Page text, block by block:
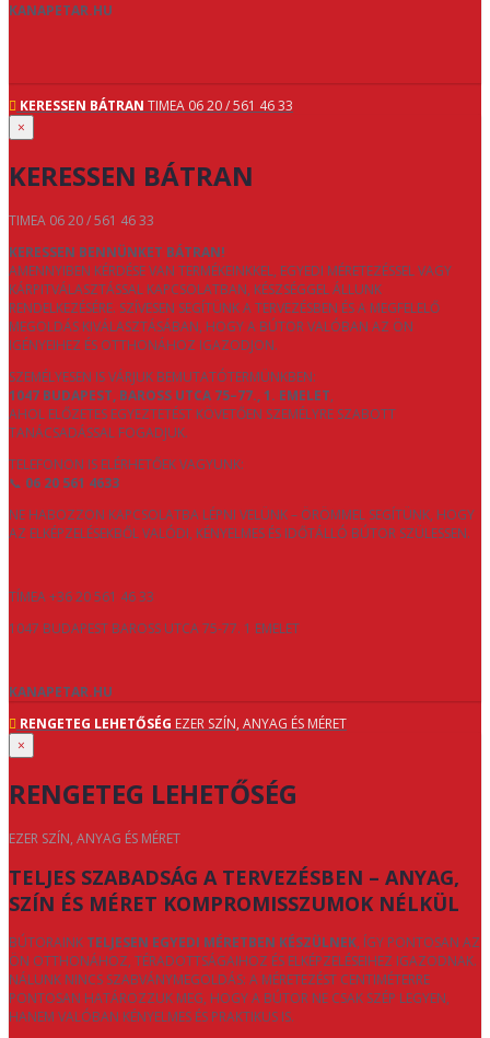
KANAPETAR.HU
KERESSEN BÁTRAN TIMEA 06 20 / 561 46 33
×
KERESSEN BÁTRAN
TIMEA 06 20 / 561 46 33
KERESSEN BENNÜNKET BÁTRAN!
AMENNYIBEN KÉRDÉSE VAN TERMÉKEINKKEL, EGYEDI MÉRETEZÉSSEL VAGY
KÁRPITVÁLASZTÁSSAL KAPCSOLATBAN, KÉSZSÉGGEL ÁLLUNK
RENDELKEZÉSÉRE. SZÍVESEN SEGÍTÜNK A TERVEZÉSBEN ÉS A MEGFELELŐ
MEGOLDÁS KIVÁLASZTÁSÁBAN, HOGY A BÚTOR VALÓBAN AZ ÖN
IGÉNYEIHEZ ÉS OTTHONÁHOZ IGAZODJON.
SZEMÉLYESEN IS VÁRJUK BEMUTATÓTERMÜNKBEN:
1047 BUDAPEST, BAROSS UTCA 75–77., 1. EMELET,
AHOL ELŐZETES EGYEZTETÉST KÖVETŐEN SZEMÉLYRE SZABOTT
TANÁCSADÁSSAL FOGADJUK.
TELEFONON IS ELÉRHETŐEK VAGYUNK:
📞 06 20 561 4633
NE HABOZZON KAPCSOLATBA LÉPNI VELÜNK – ÖRÖMMEL SEGÍTÜNK, HOGY
AZ ELKÉPZELÉSEKBŐL VALÓDI, KÉNYELMES ÉS IDŐTÁLLÓ BÚTOR SZÜLESSEN.
TÍMEA +36 20 561 46 33
1047 BUDAPEST BAROSS UTCA 75-77. 1 EMELET
KANAPETAR.HU
RENGETEG LEHETŐSÉG EZER SZÍN, ANYAG ÉS MÉRET
×
RENGETEG LEHETŐSÉG
EZER SZÍN, ANYAG ÉS MÉRET
TELJES SZABADSÁG A TERVEZÉSBEN – ANYAG,
SZÍN ÉS MÉRET KOMPROMISSZUMOK NÉLKÜL
BÚTORAINK TELJESEN EGYEDI MÉRETBEN KÉSZÜLNEK, ÍGY PONTOSAN AZ
ÖN OTTHONÁHOZ, TÉRADOTTSÁGAIHOZ ÉS ELKÉPZELÉSEIHEZ IGAZODNAK.
NÁLUNK NINCS SZABVÁNYMEGOLDÁS: A MÉRETEZÉST CENTIMÉTERRE
PONTOSAN HATÁROZZUK MEG, HOGY A BÚTOR NE CSAK SZÉP LEGYEN,
HANEM VALÓBAN KÉNYELMES ÉS PRAKTIKUS IS.